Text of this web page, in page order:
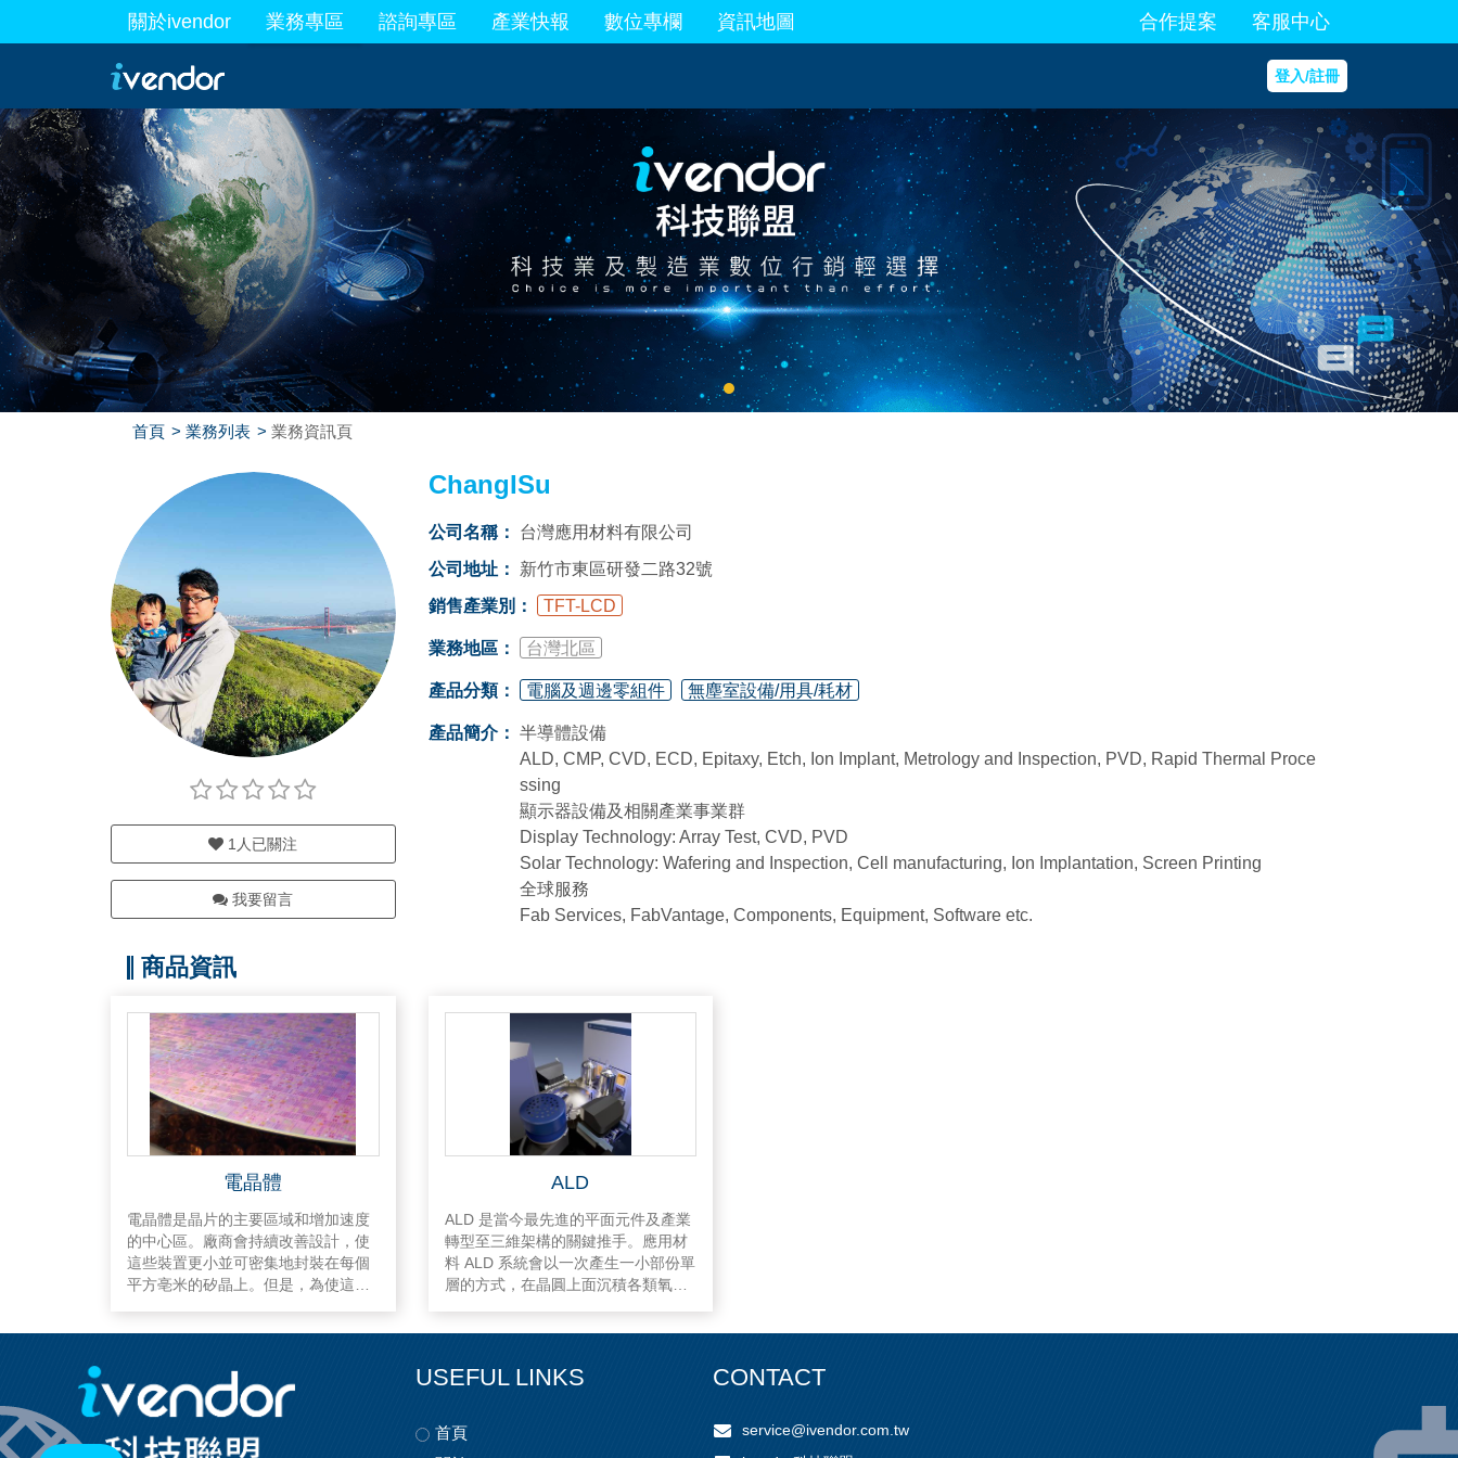
關於ivendor 業務專區
最新業務 諮詢專區 產業快報 數位專欄 資訊地圖 合作提案 客服中心
登入/註冊
首頁 業務列表 業務資訊頁
1 人已關注
我要留言
ChangISu
公司名稱：
台灣應用材料有限公司
公司地址：
新竹市東區研發二路32號
銷售產業別：
TFT-LCD
業務地區： 台灣北區
產品分類： 電腦及週邊零組件 無塵室設備/用具/耗材
產品簡介： 半導體設備
ALD, CMP, CVD, ECD, Epitaxy, Etch, Ion Implant, Metrology and Inspection, PVD, Rapid Thermal Proce
ssing
顯示器設備及相關產業事業群
Display Technology: Array Test, CVD, PVD
Solar Technology: Wafering and Inspection, Cell manufacturing, Ion Implantation, Screen Printing
全球服務
Fab Services, FabVantage, Components, Equipment, Software etc.
商品資訊
電晶體
電晶體是晶片的主要區域和增加速度
的中心區。廠商會持續改善設計，使
這些裝置更小並可密集地封裝在每個
平方亳米的矽晶上。但是，為使這些
ALD
ALD 是當今最先進的平面元件及產業
轉型至三維架構的關鍵推手。應用材
料 ALD 系統會以一次產生一小部份單
層的方式，在晶圓上面沉積各類氧化
USEFUL LINKS
首頁
CONTACT
service@ivendor.com.tw